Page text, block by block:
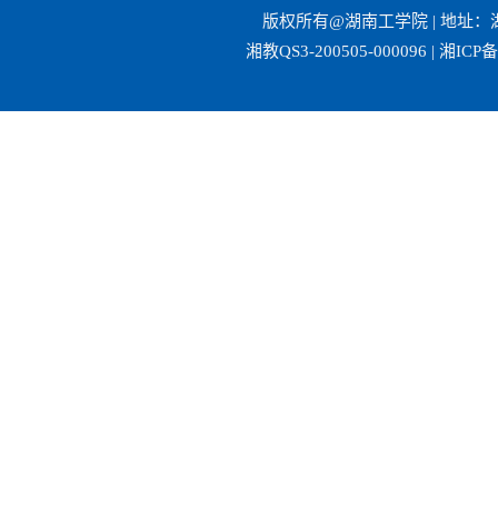
版权所有@湖南工学院 | 地址
湘教QS3-200505-000096 | 湘ICP